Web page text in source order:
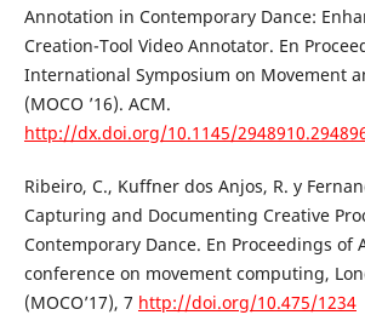
Annotation in Contemporary Dance:
Creation-Tool Video Annotator. En
International Symposium on Movement
(MOCO ’16). ACM.
http://dx.doi.org/10.1145/
Ribeiro, C., Kuffner dos Anjos, R. y
Capturing and Documenting Creative
Contemporary Dance. En Proceedings of
conference on movement computing,
(MOCO’17), 7 http://doi.org/10.475/1234